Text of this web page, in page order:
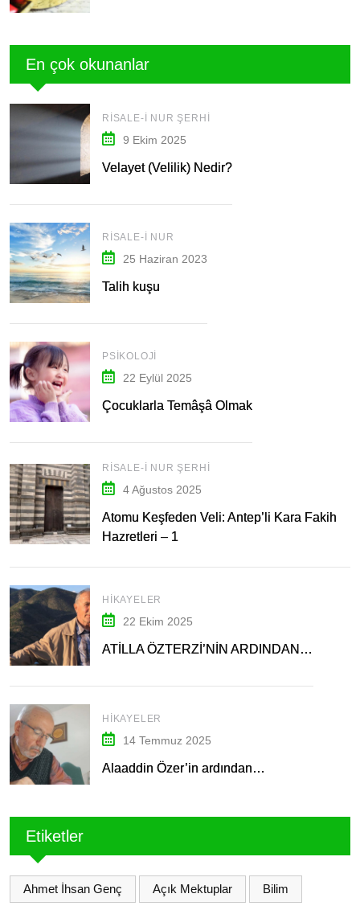
En çok okunanlar
RISALE-I NUR ŞERHI
9 Ekim 2025
Velayet (Velilik) Nedir?
RISALE-I NUR
25 Haziran 2023
Talih kuşu
PSIKOLOJI
22 Eylül 2025
Çocuklarla Temâşâ Olmak
RISALE-I NUR ŞERHI
4 Ağustos 2025
Atomu Keşfeden Veli: Antep’li Kara Fakih
Hazretleri – 1
HIKAYELER
22 Ekim 2025
ATİLLA ÖZTERZİ’NİN ARDINDAN…
HIKAYELER
14 Temmuz 2025
Alaaddin Özer’in ardından…
Etiketler
Ahmet İhsan Genç Açık Mektuplar Bilim